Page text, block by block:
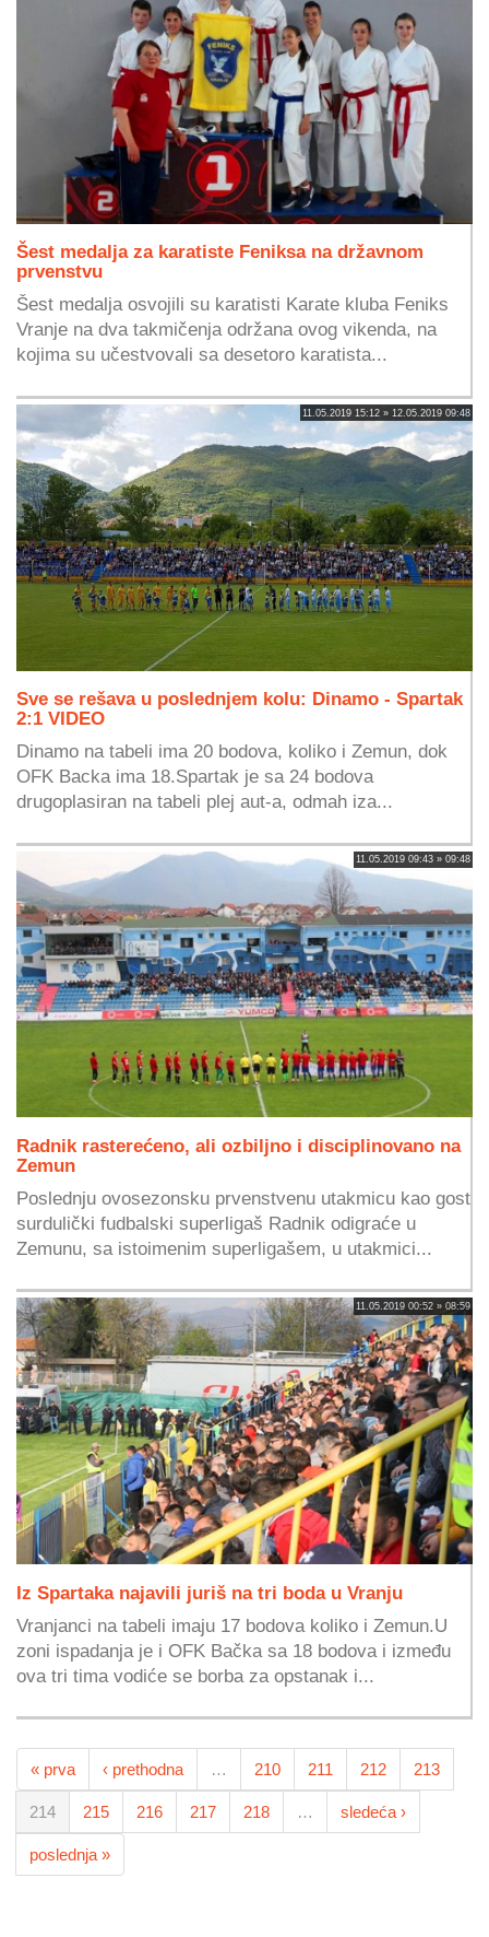
Šest medalja za karatiste Feniksa na državnom
prvenstvu
Šest medalja osvojili su karatisti Karate kluba Feniks
Vranje na dva takmičenja održana ovog vikenda, na
kojima su učestvovali sa desetoro karatista...
11.05.2019 15:12 » 12.05.2019 09:48
Sve se rešava u poslednjem kolu: Dinamo - Spartak
2:1 VIDEO
Dinamo na tabeli ima 20 bodova, koliko i Zemun, dok
OFK Backa ima 18.Spartak je sa 24 bodova
drugoplasiran na tabeli plej aut-a, odmah iza...
11.05.2019 09:43 » 09:48
Radnik rasterećeno, ali ozbiljno i disciplinovano na
Zemun
Poslednju ovosezonsku prvenstvenu utakmicu kao gost
surdulički fudbalski superligaš Radnik odigraće u
Zemunu, sa istoimenim superligašem, u utakmici...
11.05.2019 00:52 » 08:59
Iz Spartaka najavili juriš na tri boda u Vranju
Vranjanci na tabeli imaju 17 bodova koliko i Zemun.U
zoni ispadanja je i OFK Bačka sa 18 bodova i između
ova tri tima vodiće se borba za opstanak i...
« prva ‹ prethodna … 210 211 212 213
214 215 216 217 218 … sledeća ›
poslednja »